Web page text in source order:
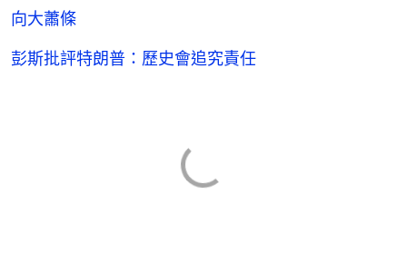
向大蕭條
彭斯批評特朗普：歷史會追究責任